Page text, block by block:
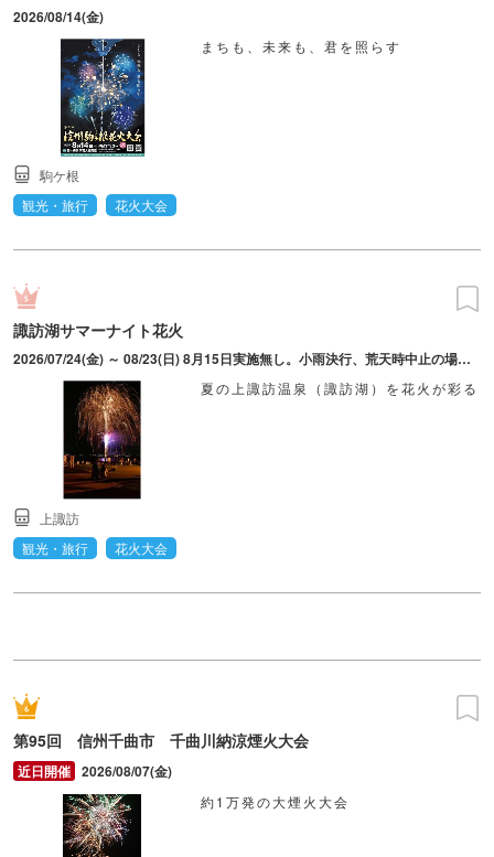
2026/08/14(金)
まちも、未来も、君を照らす
駒ケ根
観光・旅行
花火大会
諏訪湖サマーナイト花火
2026/07/24(金) ～ 08/23(日) 8月15日実施無し。小雨決行、荒天時中止の場合あり。
夏の上諏訪温泉（諏訪湖）を花火が彩る
上諏訪
観光・旅行
花火大会
第95回 信州千曲市 千曲川納涼煙火大会
2026/08/07(金)
約1万発の大煙火大会